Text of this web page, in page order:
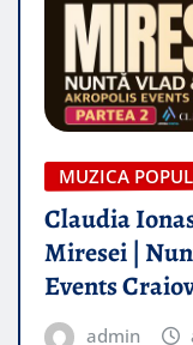
MUZICA
Claudia
Miresei |
Events
admin